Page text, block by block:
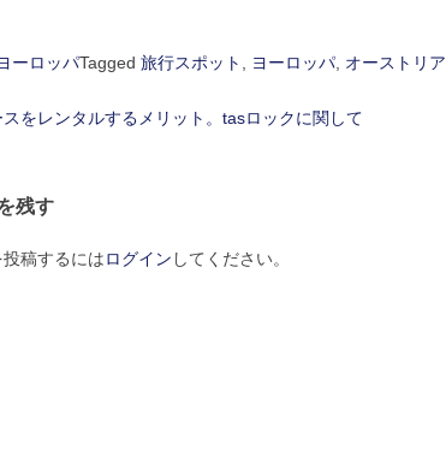
ーロッパTagged 旅行スポット ヨーロッパ オーストリア
スをレンタルするメリット。tasロックに関して
残す
稿するにはログイン してください。